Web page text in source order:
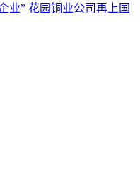
业” 花园铜业公司再上国